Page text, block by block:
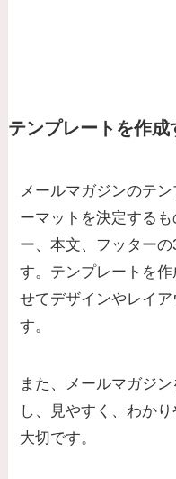
テンプレートを作成
メールマガジンのテ
ーマットを決定する
ー、本文、フッター
す。テンプレートを
せてデザインやレイ
す。
また、メールマガジ
し、見やすく、わか
大切です。